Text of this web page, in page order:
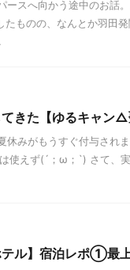
スへ向かう途中のお話
ものの、なんとか羽田
きた【ゆるキャン△
みがもうすぐ付与され
使えず(´；ω；`) さて、
テル】宿泊レポ①最